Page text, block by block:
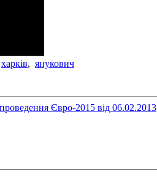
харків, янукович
Євро-2015 від 06.02.2013